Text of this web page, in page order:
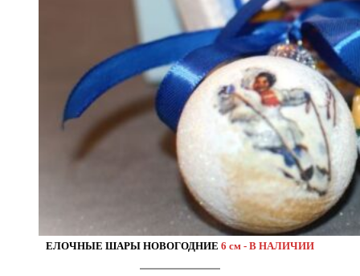
ЕЛОЧНЫЕ ШАРЫ НОВОГОДНИЕ 6 см - В НАЛИЧИИ